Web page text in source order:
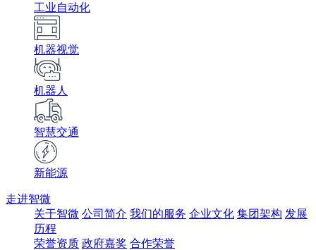
工业自动化
机器视觉
机器人
智慧交通
新能源
走进智微
关于智微 公司简介 我们的服务 企业文化 集团架构 发展
历程
荣誉资质 政府嘉奖 合作荣誉